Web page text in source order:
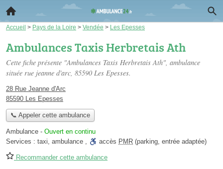
Accueil > Pays de la Loire > Vendée > Les Epesses
Ambulances Taxis Herbretais Ath
Cette fiche présente "Ambulances Taxis Herbretais Ath", ambulance
située rue jeanne d'arc, 85590 Les Epesses.
28 Rue Jeanne d'Arc
85590 Les Epesses
📞 Appeler cette ambulance
Ambulance - Ouvert en continu
Services : taxi, ambulance , accès PMR (parking, entrée adaptée)
Recommander cette ambulance